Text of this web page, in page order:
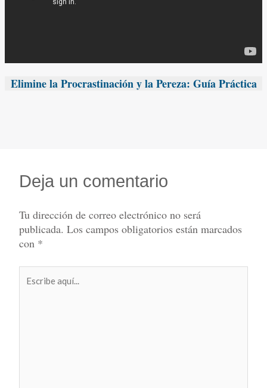
Elimine la Procrastinación y la Pereza: Guía Práctica
Deja un comentario
Tu dirección de correo electrónico no será
publicada. Los campos obligatorios están marcados
con *
aquí...